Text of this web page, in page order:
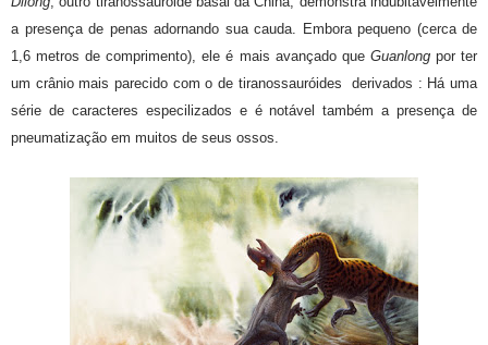
a presença de penas adornando sua cauda. Embora pequeno (cerca de
1,6 metros de comprimento), ele é mais avançado que Guanlong por ter
um crânio mais parecido com o de tiranossauróides derivados : Há uma
série de caracteres especilizados e é notável também a presença de
pneumatização em muitos de seus ossos.